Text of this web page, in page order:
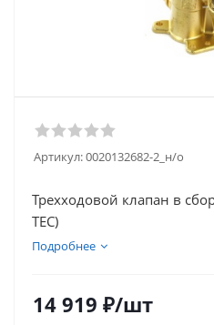
Артикул:0020132682-2_н/о
Трехходовой клапан в
TEC)
Подробнее
14 919 ₽/шт